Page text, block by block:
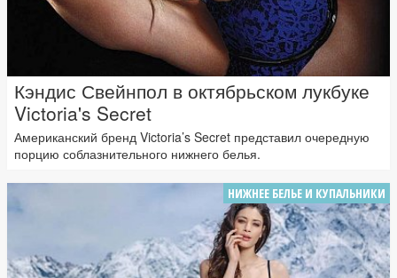
Кэндис Свейнпол в октябрьском лукбуке
Victoria's Secret
Американский бренд Victoria’s Secret представил очередную
порцию соблазнительного нижнего белья.
НИЖНЕЕ БЕЛЬЕ И КУПАЛЬНИКИ